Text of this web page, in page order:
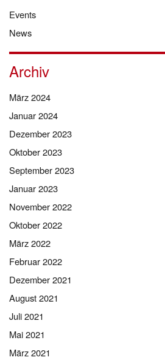
Events
News
Archiv
März 2024
Januar 2024
Dezember 2023
Oktober 2023
September 2023
Januar 2023
November 2022
Oktober 2022
März 2022
Februar 2022
Dezember 2021
August 2021
Juli 2021
Mai 2021
März 2021